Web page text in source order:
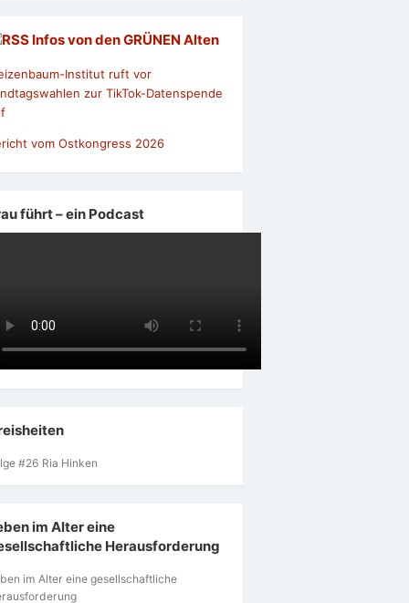
Infos von den GRÜNEN Alten
Institut ruft vor
zur TikTok-Datenspende
vom Ostkongress 2026
führt – ein Podcast
#26 Ria Hinken
im Alter eine
Herausforderung
im Alter eine gesellschaftliche